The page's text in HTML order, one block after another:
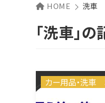
HOME 洗車
「洗車」
カー用品・洗車